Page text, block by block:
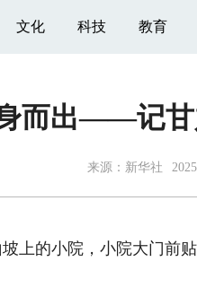
文化 科技 教育
而出——记
来源： 新华社
的小院，小院大门前贴